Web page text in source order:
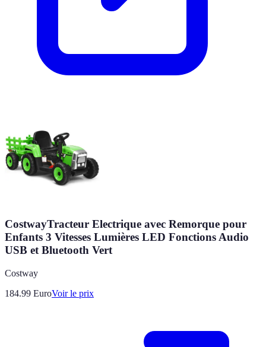
CostwayTracteur Electrique avec Remorque pour
Enfants 3 Vitesses Lumières LED Fonctions Audio
USB et Bluetooth Vert
Costway
184.99 EuroVoir le prix